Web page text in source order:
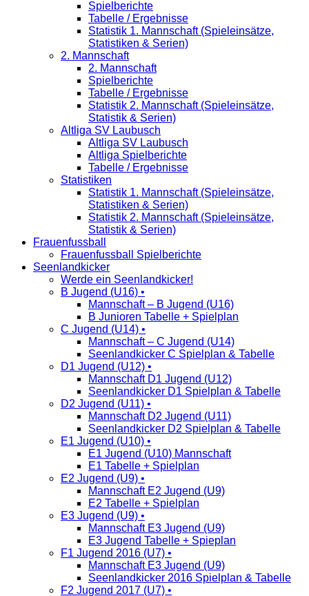
Spielberichte
Tabelle / Ergebnisse
Statistik 1. Mannschaft (Spieleinsätze,
Statistiken & Serien)
2. Mannschaft
2. Mannschaft
Spielberichte
Tabelle / Ergebnisse
Statistik 2. Mannschaft (Spieleinsätze,
Statistik & Serien)
Altliga SV Laubusch
Altliga SV Laubusch
Altliga Spielberichte
Tabelle / Ergebnisse
Statistiken
Statistik 1. Mannschaft (Spieleinsätze,
Statistiken & Serien)
Statistik 2. Mannschaft (Spieleinsätze,
Statistik & Serien)
Frauenfussball
Frauenfussball Spielberichte
Seenlandkicker
Werde ein Seenlandkicker!
B Jugend (U16) •
Mannschaft – B Jugend (U16)
B Junioren Tabelle + Spielplan
C Jugend (U14) •
Mannschaft – C Jugend (U14)
Seenlandkicker C Spielplan & Tabelle
D1 Jugend (U12) •
Mannschaft D1 Jugend (U12)
Seenlandkicker D1 Spielplan & Tabelle
D2 Jugend (U11) •
Mannschaft D2 Jugend (U11)
Seenlandkicker D2 Spielplan & Tabelle
E1 Jugend (U10) •
E1 Jugend (U10) Mannschaft
E1 Tabelle + Spielplan
E2 Jugend (U9) •
Mannschaft E2 Jugend (U9)
E2 Tabelle + Spielplan
E3 Jugend (U9) •
Mannschaft E3 Jugend (U9)
E3 Jugend Tabelle + Spieplan
F1 Jugend 2016 (U7) •
Mannschaft E3 Jugend (U9)
Seenlandkicker 2016 Spielplan & Tabelle
F2 Jugend 2017 (U7) •